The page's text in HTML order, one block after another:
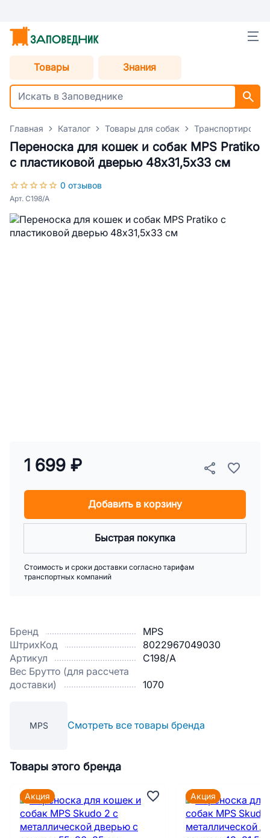
Товары Знания
Главная Каталог Товары для собак Транспортировка
Переноска для кошек и собак MPS Pratiko
с пластиковой дверью 48х31,5х33 см
0 отзывов
Арт. C198/A
Бренд
MPS
ШтрихКод
8022967049030
Артикул
C198/A
Вес Брутто (для рассчета
доставки)
1070
MPS Смотреть все товары бренда
1 699 ₽
Добавить в корзину
Быстрая покупка
Стоимость и сроки доставки согласно тарифам
транспортных компаний
Товары этого бренда
Акция Акция